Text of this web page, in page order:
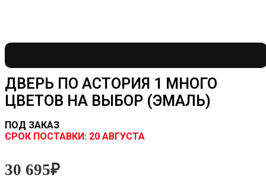
ДВЕРЬ ПО АСТОРИЯ 1 МНОГО
ЦВЕТОВ НА ВЫБОР (ЭМАЛЬ)
ПОД ЗАКАЗ
CРОК ПОСТАВКИ: 20 АВГУСТА
30 695₽